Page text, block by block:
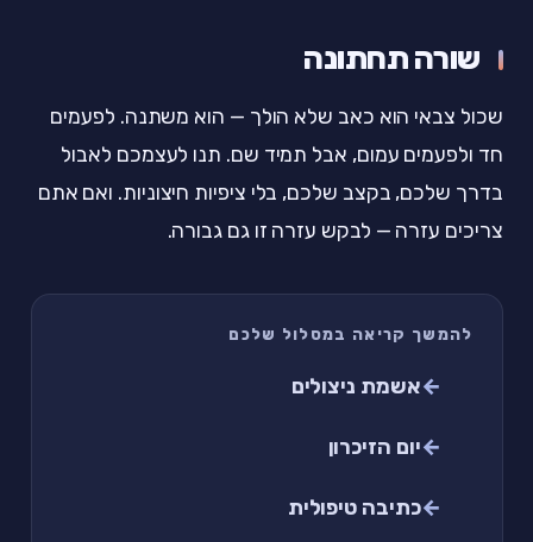
שורה תחתונה
שכול צבאי הוא כאב שלא הולך — הוא משתנה. לפעמים
חד ולפעמים עמום, אבל תמיד שם. תנו לעצמכם לאבול
בדרך שלכם, בקצב שלכם, בלי ציפיות חיצוניות. ואם אתם
צריכים עזרה — לבקש עזרה זו גם גבורה.
להמשך קריאה במסלול שלכם
אשמת ניצולים
יום הזיכרון
כתיבה טיפולית